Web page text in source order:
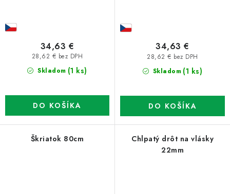
Skladom (1 ks)
28,62 € bez DPH
34,63 €
DO KOŠÍKA
Skladom (1 ks)
28,62 € bez DPH
34,63 €
DO KOŠÍKA
Škriatok 80cm
Chlpatý drôt na vlásky
22mm